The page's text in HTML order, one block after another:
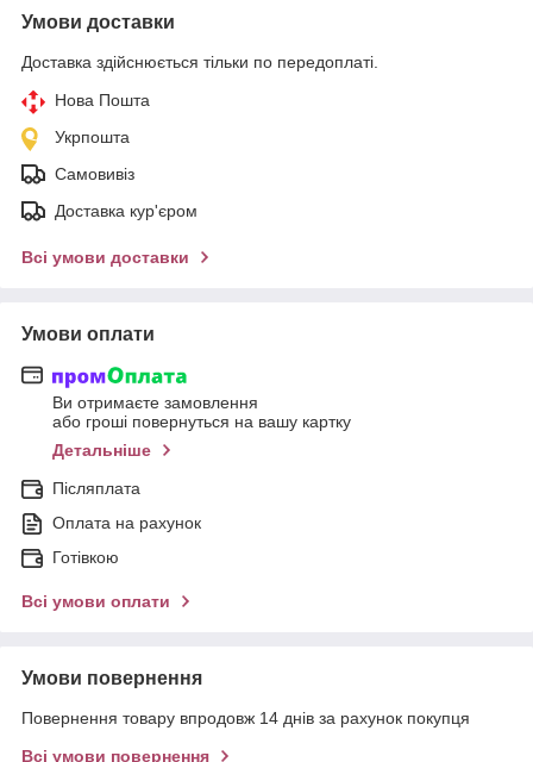
Умови доставки
Доставка здійснюється тільки по передоплаті.
Нова Пошта
Укрпошта
Самовивіз
Доставка кур'єром
Всі умови доставки
Умови оплати
Ви отримаєте замовлення
або гроші повернуться на вашу картку
Детальніше
Післяплата
Оплата на рахунок
Готівкою
Всі умови оплати
Умови повернення
Повернення товару впродовж 14 днів за рахунок покупця
Всі умови повернення